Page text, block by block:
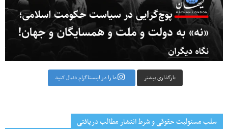
بارگذاری بیشتر ما را در اینستاگرام دنبال کنید
سلب مسئولیت حقوقی و شرط انتشار مطالب دریافتی